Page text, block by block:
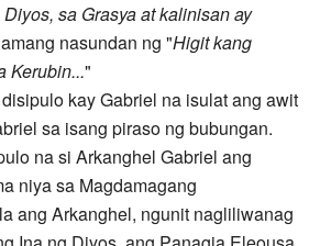
sa Grasya at kalinisan ay
nasundan ng "Higit kang
Kerubin..."
kay Gabriel na isulat ang awit
sa isang piraso ng bubungan.
na si Arkanghel Gabriel ang
niya sa Magdamagang
ang Arkanghel, ngunit nagliliwanag